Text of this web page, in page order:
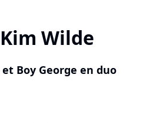
Wilde
Boy George en duo